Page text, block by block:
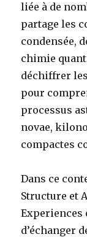
liée à de
partage les
condensée,
chimie
déchiffrer
pour
processus
novae,
compactes
Dans ce
Structure et
Experiences
d’échanger